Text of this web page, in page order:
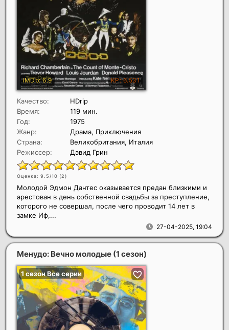
Качество:
HDrip
Время:
119 мин.
Год:
1975
Жанр:
Драма, Приключения
Страна:
Великобритания, Италия
Режиссер:
Дэвид Грин
Оценка: 9.5/10 (2)
27-04-2025, 19:04
Молодой Эдмон Дантес оказывается предан близкими и
арестован в день собственной свадьбы за преступление,
которого не совершал, после чего проводит 14 лет в
замке Иф,...
Менудо: Вечно молодые (1 сезон)